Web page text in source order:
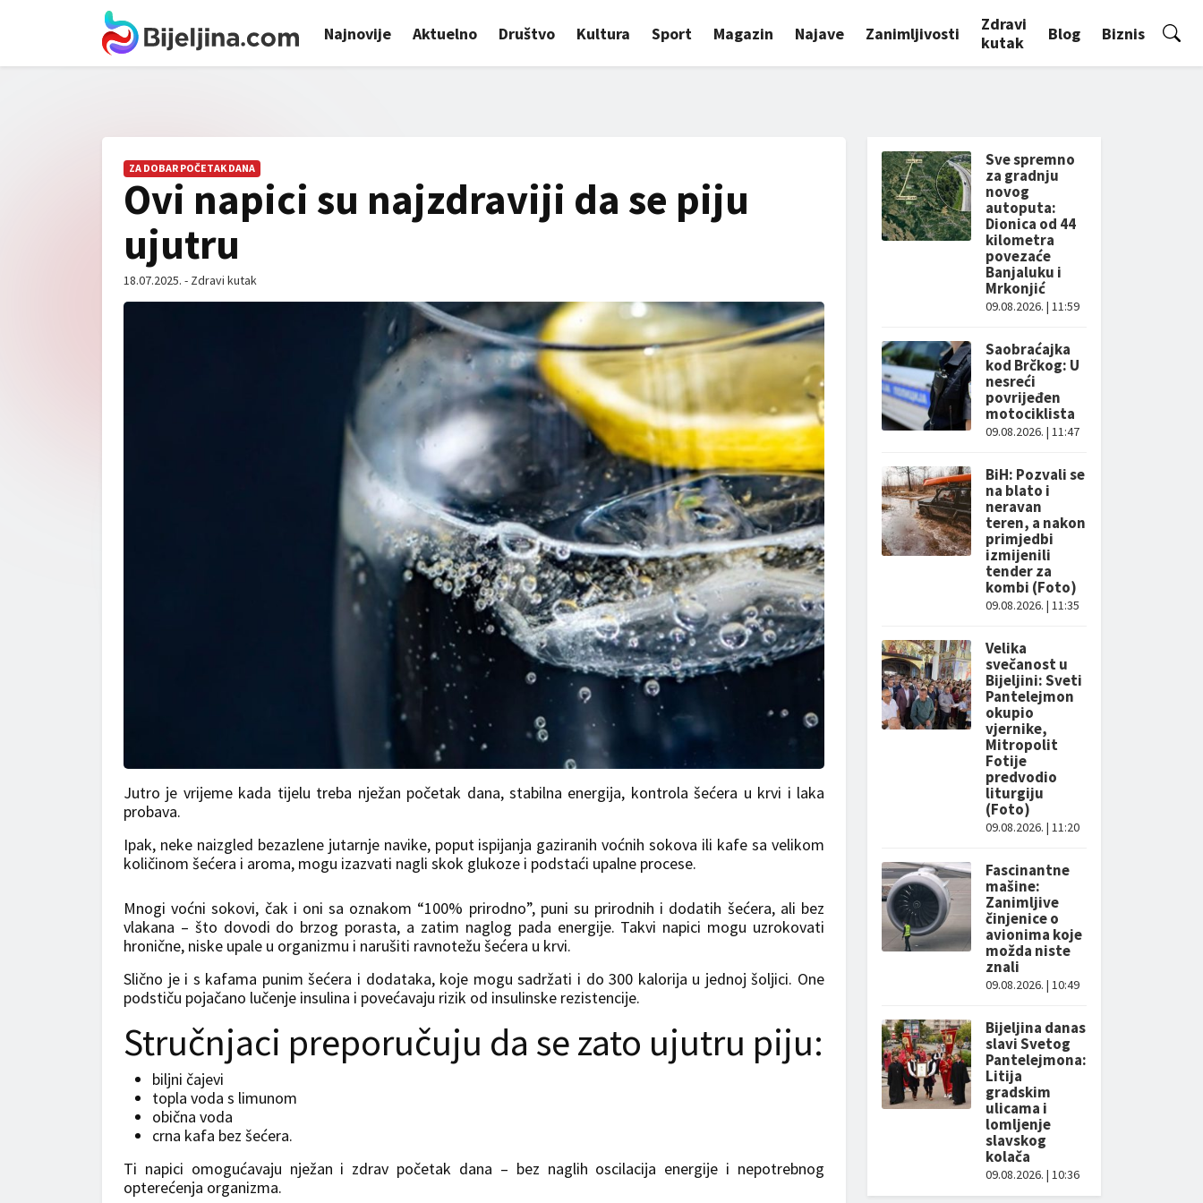
Najnovije Aktuelno Društvo Kultura Sport Magazin Najave Zanimljivosti
Zdravi
kutak
Blog Biznis
ZA DOBAR POČETAK DANA
Ovi napici su najzdraviji da se piju
ujutru
18.07.2025. - Zdravi kutak
Jutro je vrijeme kada tijelu treba nježan početak dana, stabilna energija, kontrola šećera u krvi i laka
probava.
Ipak, neke naizgled bezazlene jutarnje navike, poput ispijanja gaziranih voćnih sokova ili kafe sa velikom
količinom šećera i aroma, mogu izazvati nagli skok glukoze i podstaći upalne procese.
Mnogi voćni sokovi, čak i oni sa oznakom “100% prirodno”, puni su prirodnih i dodatih šećera, ali bez
vlakana – što dovodi do brzog porasta, a zatim naglog pada energije. Takvi napici mogu uzrokovati
hronične, niske upale u organizmu i narušiti ravnotežu šećera u krvi.
Slično je i s kafama punim šećera i dodataka, koje mogu sadržati i do 300 kalorija u jednoj šoljici. One
podstiču pojačano lučenje insulina i povećavaju rizik od insulinske rezistencije.
Stručnjaci preporučuju da se zato ujutru piju:
biljni čajevi
topla voda s limunom
obična voda
crna kafa bez šećera.
Ti napici omogućavaju nježan i zdrav početak dana – bez naglih oscilacija energije i nepotrebnog
opterećenja organizma.
Sve spremno
za gradnju
novog
autoputa:
Dionica od 44
kilometra
povezaće
Banjaluku i
Mrkonjić
09.08.2026. | 11:59
Saobraćajka
kod Brčkog: U
nesreći
povrijeđen
motociklista
09.08.2026. | 11:47
BiH: Pozvali se
na blato i
neravan
teren, a nakon
primjedbi
izmijenili
tender za
kombi (Foto)
09.08.2026. | 11:35
Velika
svečanost u
Bijeljini: Sveti
Pantelejmon
okupio
vjernike,
Mitropolit
Fotije
predvodio
liturgiju
(Foto)
09.08.2026. | 11:20
Fascinantne
mašine:
Zanimljive
činjenice o
avionima koje
možda niste
znali
09.08.2026. | 10:49
Bijeljina danas
slavi Svetog
Pantelejmona:
Litija
gradskim
ulicama i
lomljenje
slavskog
kolača
09.08.2026. | 10:36